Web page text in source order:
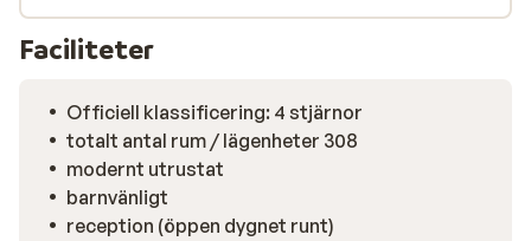
också vill kunna upptäcka mer. Utforska
undervattensvärlden på snorklings- eller dykutflykter,
Hurghadas livliga stadskärna ligger dessutom inom
räckhåll.
Faciliteter
Officiell klassificering: 4 stjärnor
totalt antal rum / lägenheter 308
modernt utrustat
barnvänligt
reception (öppen dygnet runt)